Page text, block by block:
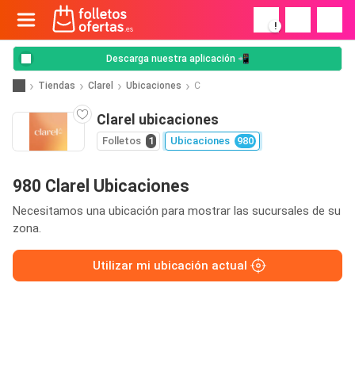
!
Descarga nuestra aplicación 📲
Tiendas Clarel Ubicaciones C
Clarel ubicaciones
Folletos 1 Ubicaciones 980
980 Clarel Ubicaciones
Necesitamos una ubicación para mostrar las sucursales de su
zona.
Utilizar mi ubicación actual